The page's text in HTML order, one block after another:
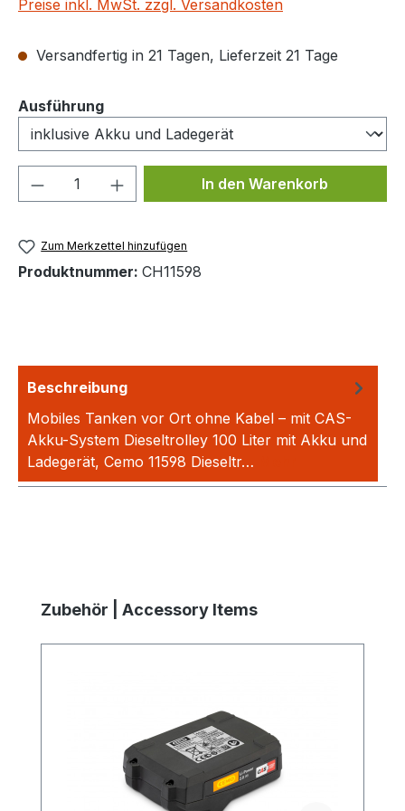
Preise inkl. MwSt. zzgl. Versandkosten
Versandfertig in 21 Tagen, Lieferzeit 21 Tage
Ausführungauswählen
Produkt Anzahl: Gib denIn den Warenkorb
Zum Merkzettel hinzufügen
Produktnummer: CH11598
Beschreibung
Mobiles Tanken vor Ort ohne Kabel – mit CAS-
Akku-System Dieseltrolley 100 Liter mit Akku und
Ladegerät, Cemo 11598 Dieseltr…
Produktgalerie überspringen
Zubehör | Accessory Items